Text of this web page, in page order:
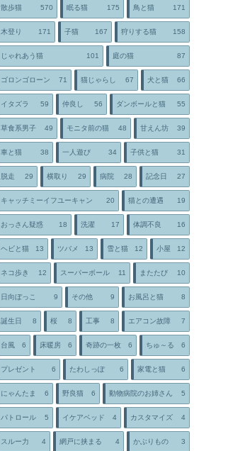
散歩猫 570 眠る猫 175 鳥と猫 171
木登り 171 子猫 167 狩りする猫 158
じゃれあう猫 101 庭の猫 87
ゴロンゴローン 71 猫じゃらし 67 犬と猫 66
イタズラ 59 仲良し 56 ダンボールと猫 55
草食系男子 49 モニタ前の猫 48 甘えん坊 39
車と猫 38 一人遊び 34 子供と猫 31
脱走 29 横取り 29 病院 28 記念日 27
キャッチミーイフユーキャン 20 猫との遭遇 19
おっさん疑惑 18 洗濯 17 体調不良 16
ヘビと猫 13 ツバメ 13 雪と猫 12 小屋 12
ネコ歩き 12 スーパーボール 11 またたび 10
日向ぼっこ 9 その他 9 お風呂と猫 8
誕生日 8 桜 8 工事 8 エアコン故障 7
台風 6 床暖房 6 奇跡の一枚 6 ちゅ～る 6
プレゼント 6 たわしっぽ 6 家電と猫 6
にゃんたま 6 野良猫 6 動物病院のお姉さん 5
パトロール 5 イケアベッド 4 カスタマイズ 4
スルー力 4 網戸に挟まる 4 かぶりもの 3